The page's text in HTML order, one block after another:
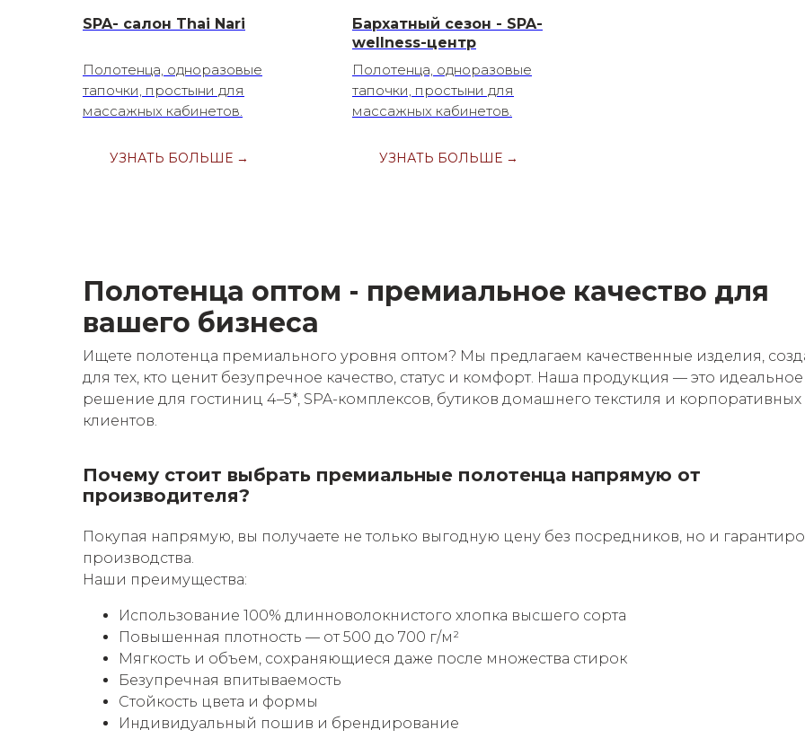
SPA- салон Thai Nari
Полотенца, одноразовые
тапочки, простыни для
массажных кабинетов.
УЗНАТЬ БОЛЬШЕ →
Бархатный сезон - SPA-
wellness-центр
Полотенца, одноразовые
тапочки, простыни для
массажных кабинетов.
УЗНАТЬ БОЛЬШЕ →
Полотенца оптом - премиальное качество для
вашего бизнеса
Ищете полотенца премиального уровня оптом? Мы предлагаем качественные изделия,
для тех, кто ценит безупречное качество, статус и комфорт. Наша продукция — это идеальное
решение для гостиниц 4–5*, SPA-комплексов, бутиков домашнего текстиля и корпоративных
клиентов.
Почему стоит выбрать премиальные полотенца напрямую от
производителя?
Покупая напрямую, вы получаете не только выгодную цену без посредников, но и
производства.
Наши преимущества:
Использование 100% длинноволокнистого хлопка высшего сорта
Повышенная плотность — от 500 до 700 г/м²
Мягкость и объем, сохраняющиеся даже после множества стирок
Безупречная впитываемость
Стойкость цвета и формы
Индивидуальный пошив и брендирование